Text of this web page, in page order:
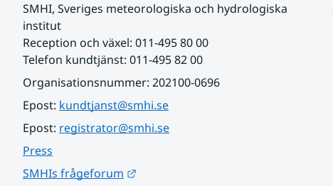
SMHI, Sveriges meteorologiska och hydrologiska
institut
Reception och växel: 011-495 80 00
Telefon kundtjänst: 011-495 82 00
Organisationsnummer: 202100-0696
Epost: kundtjanst@smhi.se
Epost: registrator@smhi.se
Press
SMHIs frågeforum